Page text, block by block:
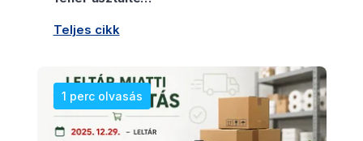
Teljes cikk
1 perc olvasás